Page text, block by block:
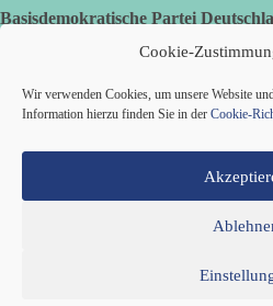
Cookie-
Wir verwenden Cookies, um unsere Website
Information hierzu finden Sie in der Cookie-
absurd wird.
🤝 Jetzt Mitglied werden:https://
#dieBasis #Meme #Plandemie
Basisdemokratische Partei
IBAN: DE16 6539 0120 0434 1370 06
BIC: GENODES1EBI
Kontakt